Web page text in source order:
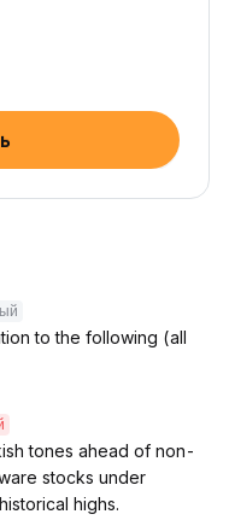
to the following (all
tones ahead of non-
stocks under
highs.